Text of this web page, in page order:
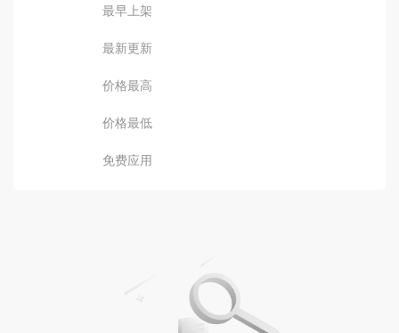
最早上架
最新更新
价格最高
价格最低
免费应用